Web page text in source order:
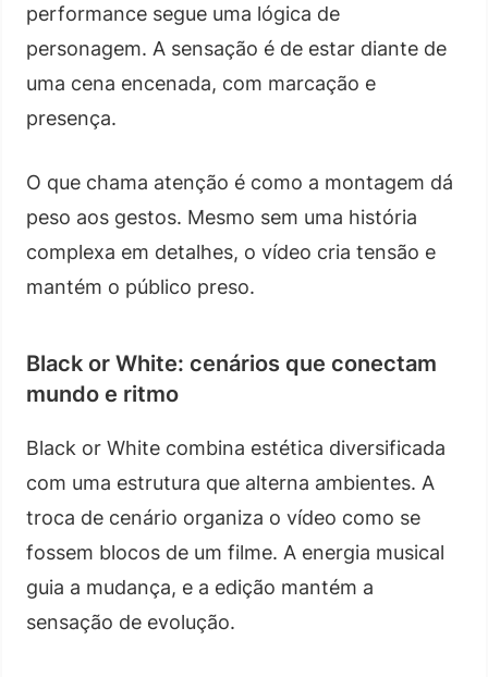
performance segue uma lógica de
personagem. A sensação é de estar diante de
uma cena encenada, com marcação e
presença.
O que chama atenção é como a montagem dá
peso aos gestos. Mesmo sem uma história
complexa em detalhes, o vídeo cria tensão e
mantém o público preso.
Black or White: cenários que conectam
mundo e ritmo
Black or White combina estética diversificada
com uma estrutura que alterna ambientes. A
troca de cenário organiza o vídeo como se
fossem blocos de um filme. A energia musical
guia a mudança, e a edição mantém a
sensação de evolução.